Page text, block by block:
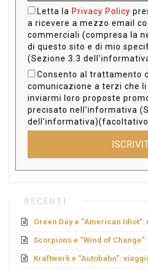
Letta la Privacy Policy
a ricevere a mezzo email
commerciali (compresa la
di questo sito e di mio
(Sezione 3.3
Consento al trattamento
comunicazione a terzi che
inviarmi loro proposte
precisato nell'informativa
RECENTI
Green Day e “American
Scorpions e “Wind of
Kraftwerk e “Autobahn”: